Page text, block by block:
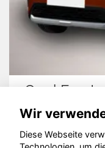
Opel
Wir
Diese Webseite